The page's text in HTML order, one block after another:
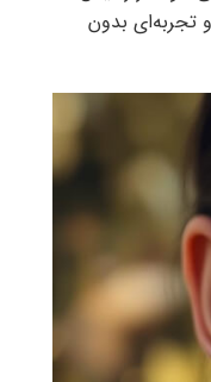
بدون